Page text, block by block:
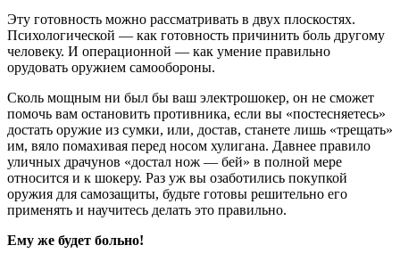
Эту готовность можно рассматривать в двух плоскостях.
Психологической — как готовность причинить боль другому
человеку. И операционной — как умение правильно
орудовать оружием самообороны.
Сколь мощным ни был бы ваш электрошокер, он не сможет
помочь вам остановить противника, если вы «постесняетесь»
достать оружие из сумки, или, достав, станете лишь «трещать»
им, вяло помахивая перед носом хулигана. Давнее правило
уличных драчунов «достал нож — бей» в полной мере
относится и к шокеру. Раз уж вы озаботились покупкой
оружия для самозащиты, будьте готовы решительно его
применять и научитесь делать это правильно.
Ему же будет больно!